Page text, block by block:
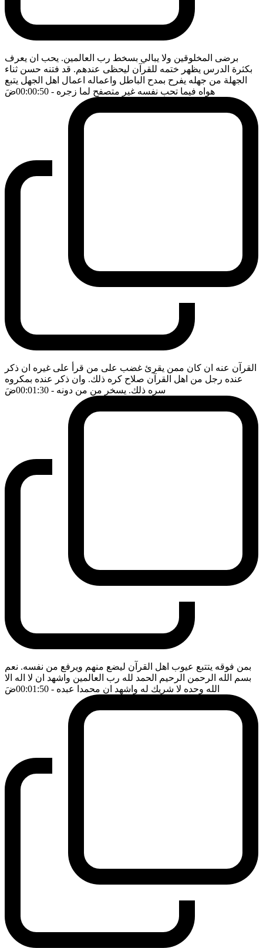
برضى المخلوقين ولا يبالي بسخط رب العالمين. يحب ان يعرف
بكثرة الدرس يظهر ختمه للقرآن ليحظى عندهم. قد فتنه حسن ثناء
الجهلة من جهله يفرح بمدح الباطل واعماله اعمال اهل الجهل يتبع
هواه فيما تحب نفسه غير متصفح لما زجره - 00:00:50 ضَ
القرآن عنه ان كان ممن يقرئ غضب على من قرأ على غيره ان ذكر
عنده رجل من اهل القرآن صلاح كره ذلك. وان ذكر عنده بمكروه
سره ذلك. يسخر من من دونه - 00:01:30 ضَ
بمن فوقه يتتبع عيوب اهل القرآن ليضع منهم ويرفع من نفسه. نعم
بسم الله الرحمن الرحيم الحمد لله رب العالمين واشهد ان لا اله الا
الله وحده لا شريك له واشهد ان محمدا عبده - 00:01:50 ضَ